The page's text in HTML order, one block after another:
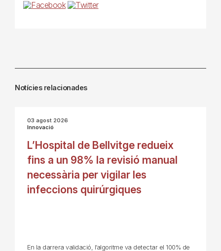
Notícies relacionades
03 agost 2026
Innovació
L’Hospital de Bellvitge redueix
fins a un 98% la revisió manual
necessària per vigilar les
infeccions quirúrgiques
En la darrera validació, l’algoritme va detectar el 100% de